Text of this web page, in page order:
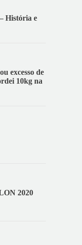
História e
excesso de
10kg na
2020